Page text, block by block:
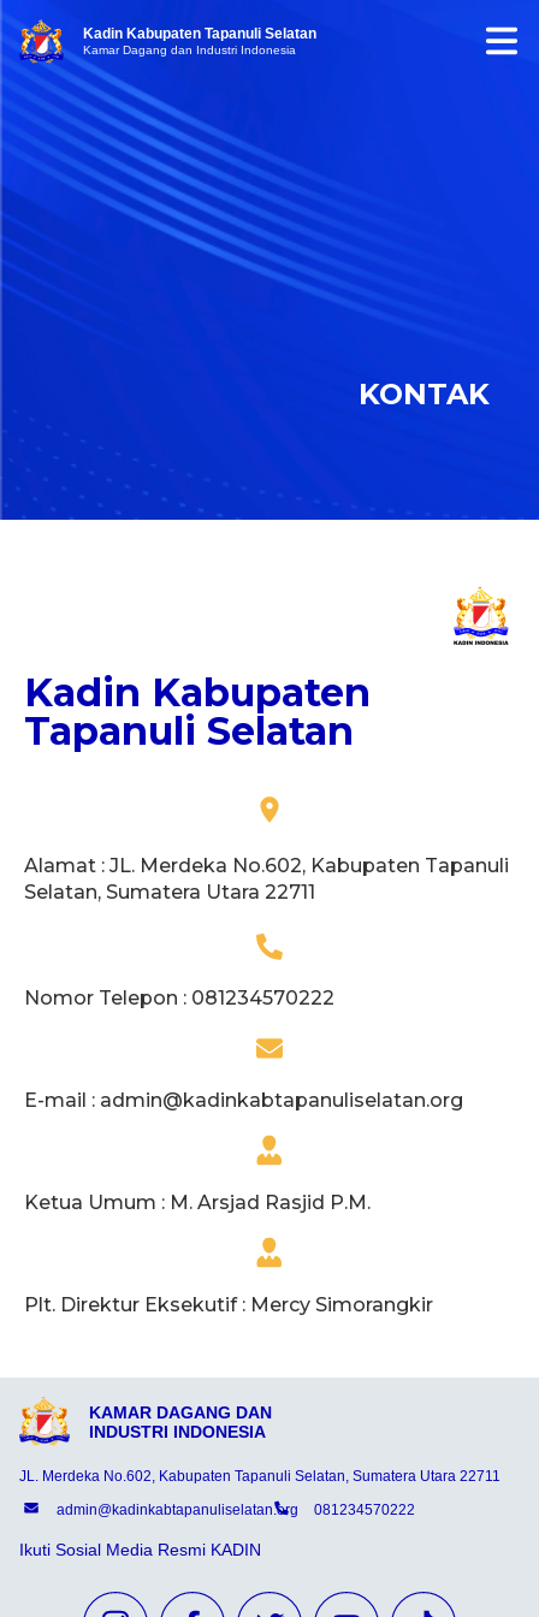
Kadin Kabupaten Tapanuli Selatan
Kamar Dagang dan Industri Indonesia
KONTAK
Kadin Kabupaten
Tapanuli Selatan
Alamat : JL. Merdeka No.602, Kabupaten Tapanuli
Selatan, Sumatera Utara 22711
Nomor Telepon : 081234570222
E-mail : admin@kadinkabtapanuliselatan.org
Ketua Umum : M. Arsjad Rasjid P.M.
Plt. Direktur Eksekutif : Mercy Simorangkir
KAMAR DAGANG DAN
INDUSTRI INDONESIA
JL. Merdeka No.602, Kabupaten Tapanuli Selatan, Sumatera Utara 22711
admin@kadinkabtapanuliselatan.org
081234570222
Ikuti Sosial Media Resmi KADIN